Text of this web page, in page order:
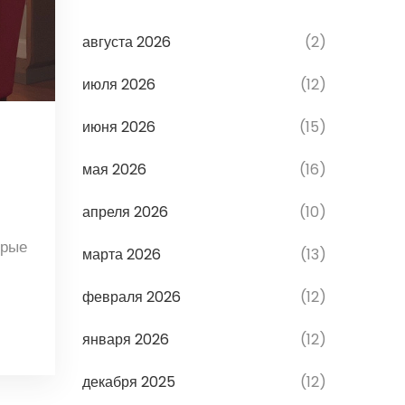
августа 2026 (2)
июля 2026 (12)
июня 2026 (15)
мая 2026 (16)
апреля 2026 (10)
марта 2026 (13)
февраля 2026 (12)
января 2026 (12)
декабря 2025 (12)